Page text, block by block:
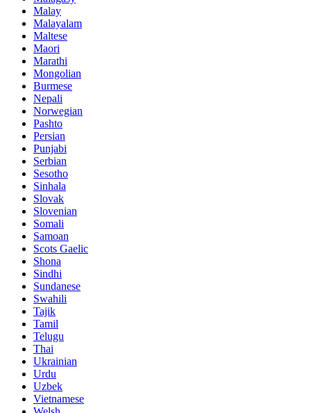
Malay
Malayalam
Maltese
Maori
Marathi
Mongolian
Burmese
Nepali
Norwegian
Pashto
Persian
Punjabi
Serbian
Sesotho
Sinhala
Slovak
Slovenian
Somali
Samoan
Scots Gaelic
Shona
Sindhi
Sundanese
Swahili
Tajik
Tamil
Telugu
Thai
Ukrainian
Urdu
Uzbek
Vietnamese